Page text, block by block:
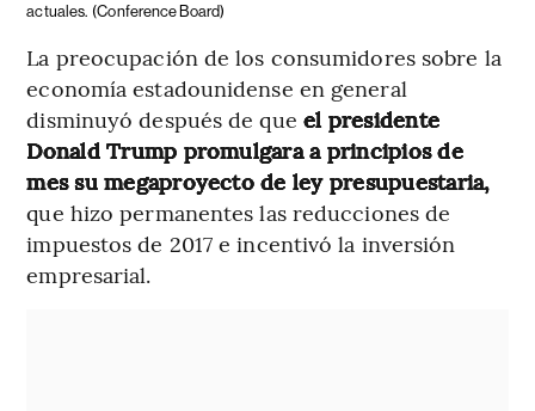
actuales. (Conference Board)
La preocupación de los consumidores sobre la
economía estadounidense en general
disminuyó después de que el presidente
Donald Trump promulgara a principios de
mes su megaproyecto de ley presupuestaria,
que hizo permanentes las reducciones de
impuestos de 2017 e incentivó la inversión
empresarial.